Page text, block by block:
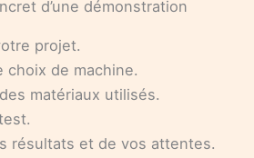
d’une démonstration
projet.
choix de machine.
matériaux utilisés.
résultats et de vos attentes.